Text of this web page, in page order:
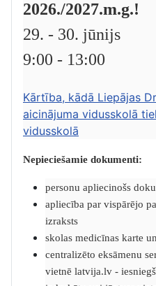
2026./2027.m.g.!
29. - 30. jūnijs
9:00 - 13:00
Kārtība, kādā Liepājas
aicinājuma vidusskolā
vidusskolā
Nepieciešamie dokumenti:
personu apliecinošs
apliecība par vispārējo
izraksts
skolas medicīnas karte
centralizēto eksāmenu
vietnē latvija.lv -